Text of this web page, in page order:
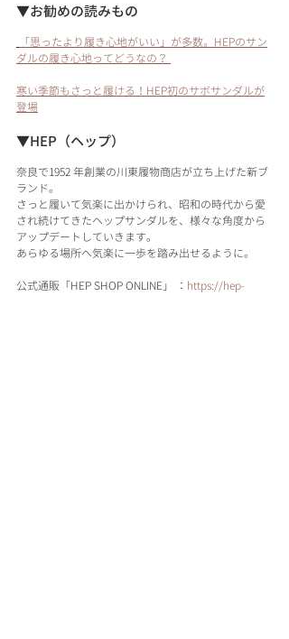
▼お勧めの読みもの
「思ったより履き心地がいい」が多数。HEPのサン
ダルの履き心地ってどうなの？
寒い季節もさっと履ける！HEP初のサボサンダルが
登場
▼HEP（ヘップ）
奈良で1952 年創業の川東履物商店が立ち上げた新ブ
ランド。
さっと履いて気楽に出かけられ、昭和の時代から愛
され続けてきたヘップサンダルを、様々な角度から
アップデートしていきます。
あらゆる場所へ気楽に一歩を踏み出せるように。
公式通販「HEP SHOP ONLINE」 ： https://hep-